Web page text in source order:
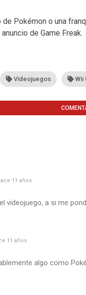
de Pokémon o una
de Game Freak.
Videojuegos Wii
11 años
videojuego, a si me
11 años
algo como